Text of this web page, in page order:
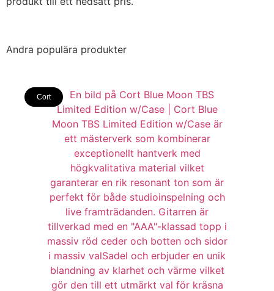
Andra populära produkter
Cort